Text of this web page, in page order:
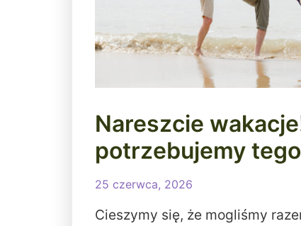
Nareszcie
potrzebujemy
25 czerwca, 2026
Cieszymy się, że mogliśmy